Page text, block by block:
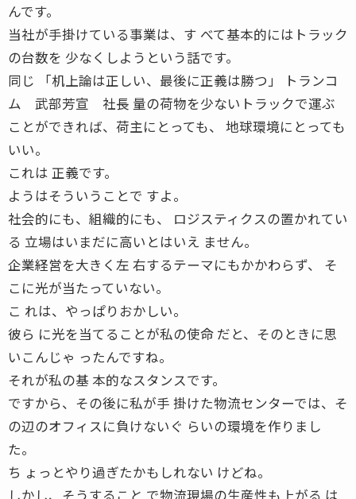
んです。
当社が手掛けている事業は、す べて基本的にはトラック
の台数を 少なくしようという話です。
同じ 「机上論は正しい、最後に正義は勝つ」 トランコ
ム 武部芳宣 社長 量の荷物を少ないトラックで運ぶ
ことができれば、荷主にとっても、 地球環境にとっても
いい。
これは 正義です。
ようはそういうことで すよ。
社会的にも、組織的にも、 ロジスティクスの置かれてい
る 立場はいまだに高いとはいえ ません。
企業経営を大きく左 右するテーマにもかかわらず、 そ
こに光が当たっていない。
こ れは、やっぱりおかしい。
彼ら に光を当てることが私の使命 だと、そのときに思
いこんじゃ ったんですね。
それが私の基 本的なスタンスです。
ですから、その後に私が手 掛けた物流センターでは、そ
の辺のオフィスに負けないぐ らいの環境を作りまし
た。
ち ょっとやり過ぎたかもしれない けどね。
しかし、そうすること で物流現場の生産性も上がる は